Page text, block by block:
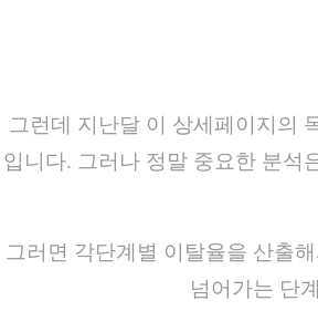
그런데 지난달 이 상세페이지의
입니다. 그러나 정말 중요한 분석
그러면 각단계별 이탈율을 산출
넘어가는 단